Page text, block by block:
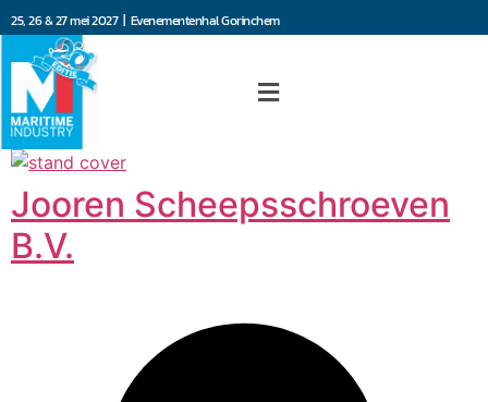
25, 26 & 27 mei 2027 | Evenementenhal Gorinchem
Jooren Scheepsschroeven
B.V.